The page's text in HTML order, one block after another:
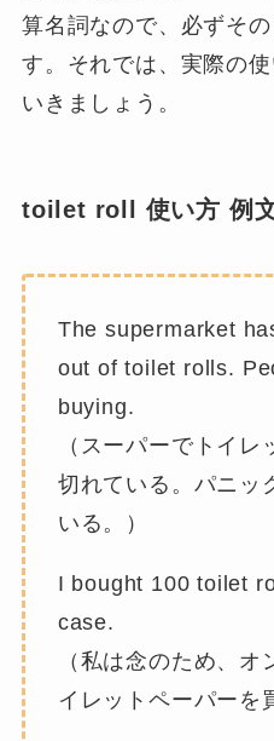
算名詞なので、必ずそ
す。それでは、実際の
いきましょう。
toilet roll 使い方 例
The supermarket
out of toilet rolls.
buying.
（スーパーでトイレ
切れている。パニッ
いる。）
I bought 100 toilet
case.
（私は念のため、
イレットペーパーを